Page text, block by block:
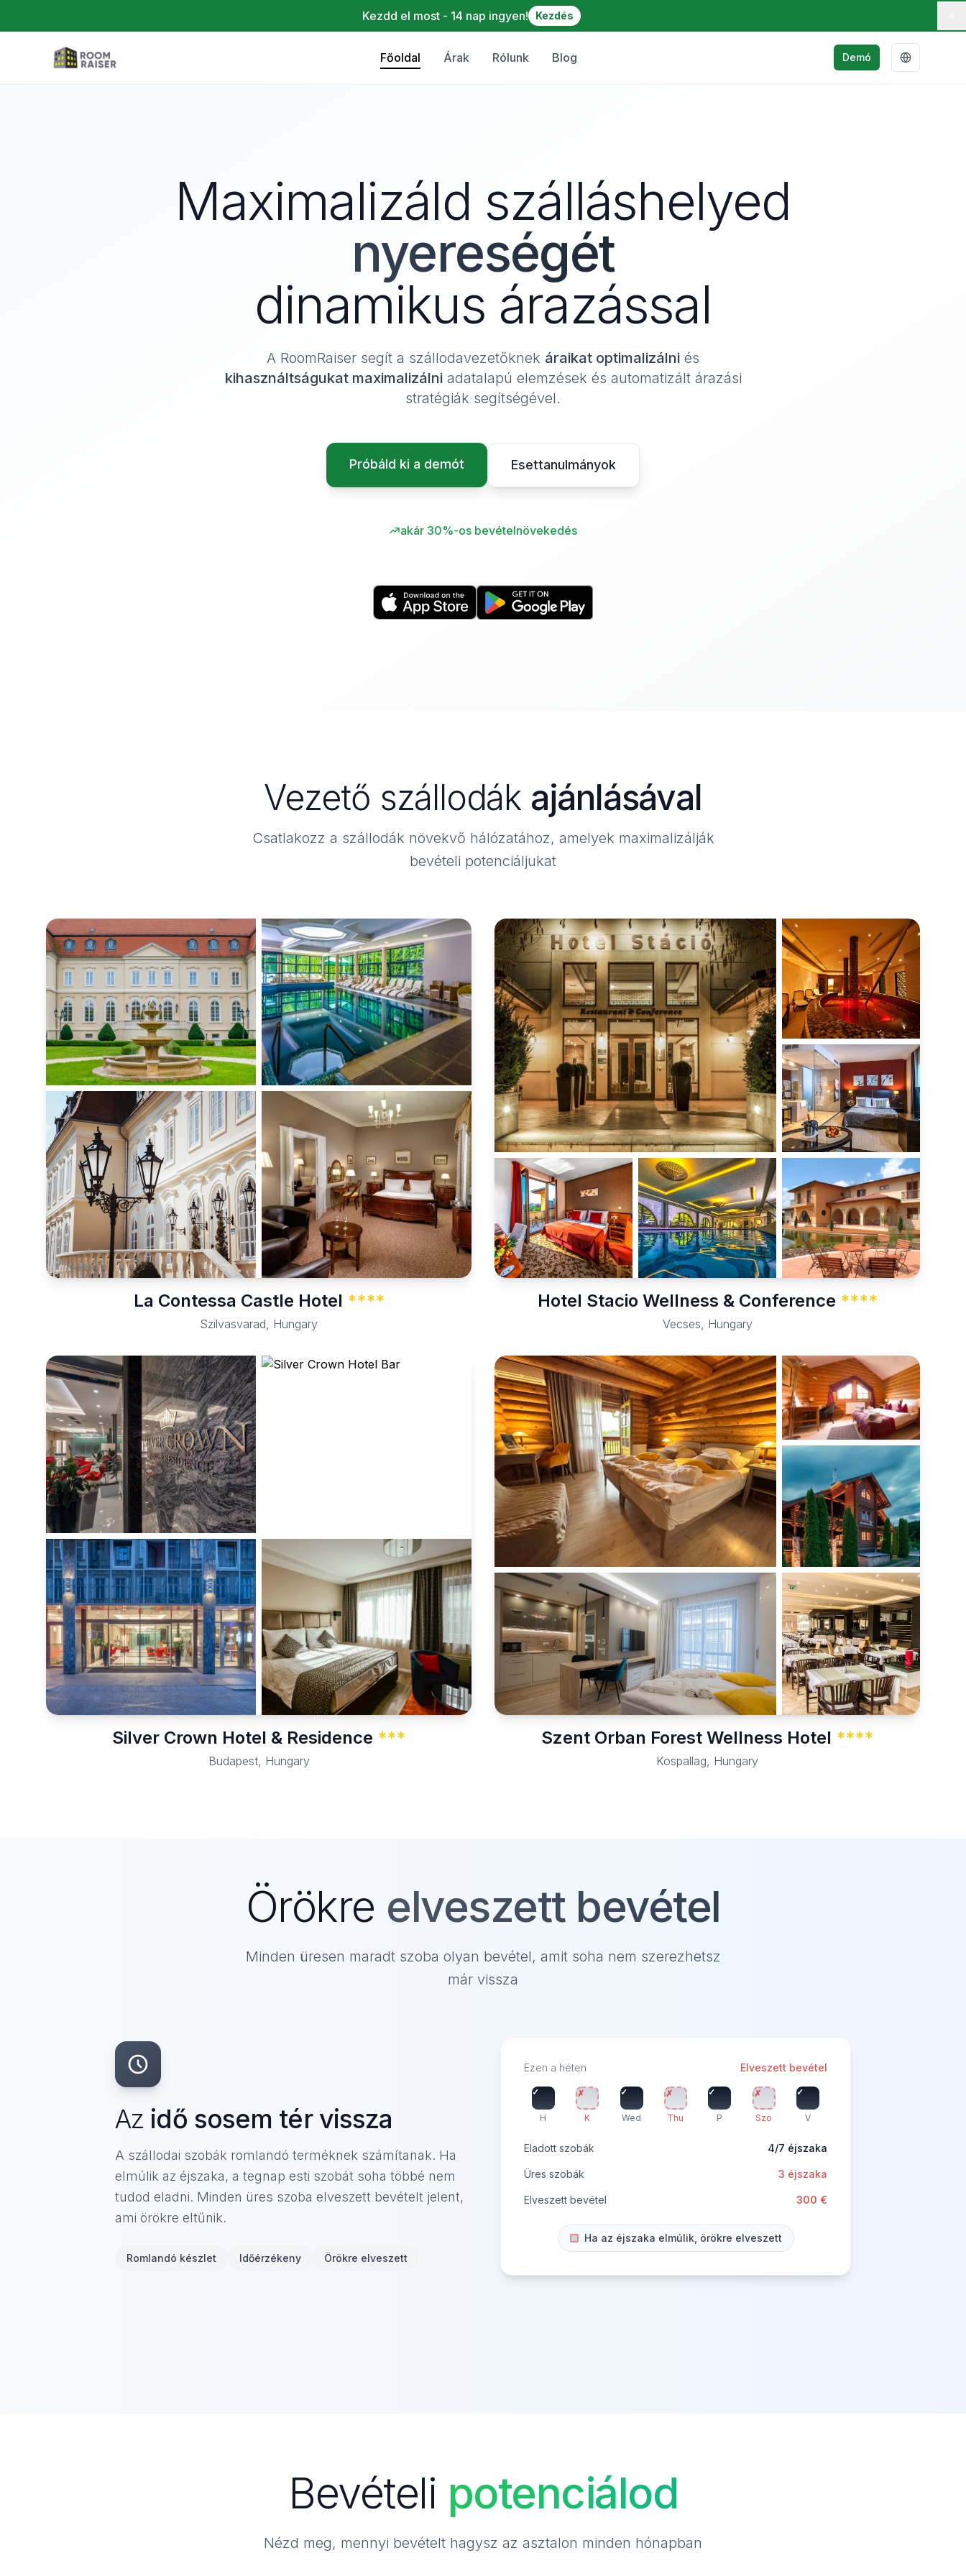
Kezdd el most - 14 nap ingyen! Kezdés
Főoldal Árak Rólunk Blog Demó
Maximalizáld szálláshelyed
nyereségét
dinamikus árazással
A RoomRaiser segít a szállodavezetőknek áraikat optimalizálni és
kihasználtságukat maximalizálniadatalapú elemzések és automatizált árazási
stratégiák segítségével.
Próbáld ki a demót Esettanulmányok
akár 30%-os bevételnövekedés
Vezető szállodák ajánlásával
Csatlakozz a szállodák növekvő hálózatához, amelyek maximalizálják
bevételi potenciáljukat
La Contessa Castle Hotel ****
Szilvasvarad, Hungary
Hotel Stacio Wellness & Conference ****
Vecses, Hungary
Silver Crown Hotel & Residence ***
Budapest, Hungary
Szent Orban Forest Wellness Hotel ****
Kospallag, Hungary
Örökre elveszett bevétel
Minden üresen maradt szoba olyan bevétel, amit soha nem szerezhetsz
már vissza
Az idő sosem tér vissza
A szállodai szobák romlandó terméknek számítanak. Ha
elmúlik az éjszaka, a tegnap esti szobát soha többé nem
tudod eladni. Minden üres szoba elveszett bevételt jelent,
ami örökre eltűnik.
Romlandó készlet Időérzékeny Örökre elveszett
Ezen a héten Elveszett bevétel
✓
H
✗
K
✓
Wed
✗
Thu
✓
P
✗
Szo
✓
V
Eladott szobák 4/7 éjszaka
Üres szobák 3 éjszaka
Elveszett bevétel 300 €
Ha az éjszaka elmúlik, örökre elveszett
Bevételi potenciálod
Nézd meg, mennyi bevételt hagysz az asztalon minden hónapban